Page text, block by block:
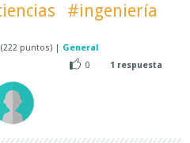
#ingeniería
(222 puntos) | General
0
1 respuesta